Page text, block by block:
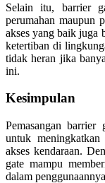
Selain itu, barrier
perumahan maupun
akses yang baik juga
ketertiban di
tidak heran jika
ini.
Kesimpulan
Pemasangan barrier
untuk
akses kendaraan.
gate mampu
dalam